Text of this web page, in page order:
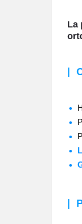
La